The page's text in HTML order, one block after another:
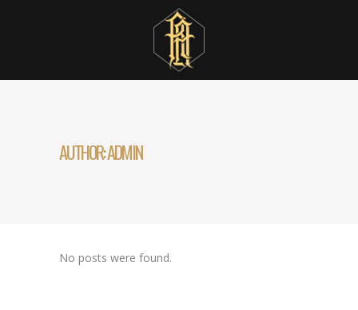
AUTHOR: ADMIN
No posts were found.